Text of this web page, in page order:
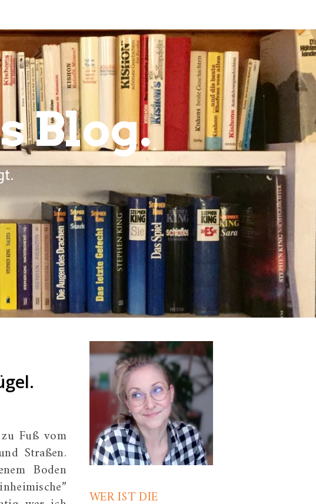
Blog.
Fuß vom
Straßen.
Boden
WER IST DIE